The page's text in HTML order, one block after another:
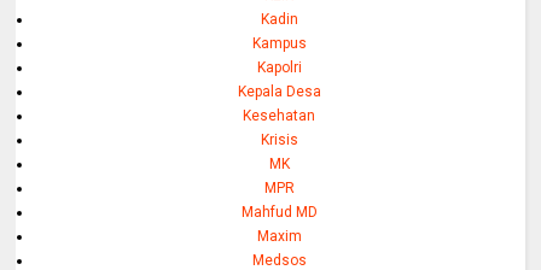
Kadin
Kampus
Kapolri
Kepala Desa
Kesehatan
Krisis
MK
MPR
Mahfud MD
Maxim
Medsos